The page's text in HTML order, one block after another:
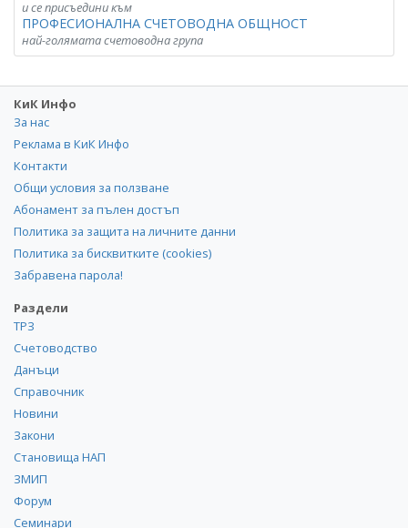
и се присъедини към
ПРОФЕСИОНАЛНА СЧЕТОВОДНА ОБЩНОСТ
най-голямата счетоводна група
КиК Инфо
За нас
Реклама в КиК Инфо
Контакти
Общи условия за ползване
Абонамент за пълен достъп
Политика за защита на личните данни
Политика за бисквитките (cookies)
Забравена парола!
Раздели
ТРЗ
Счетоводство
Данъци
Справочник
Новини
Закони
Становища НАП
ЗМИП
Форум
Семинари